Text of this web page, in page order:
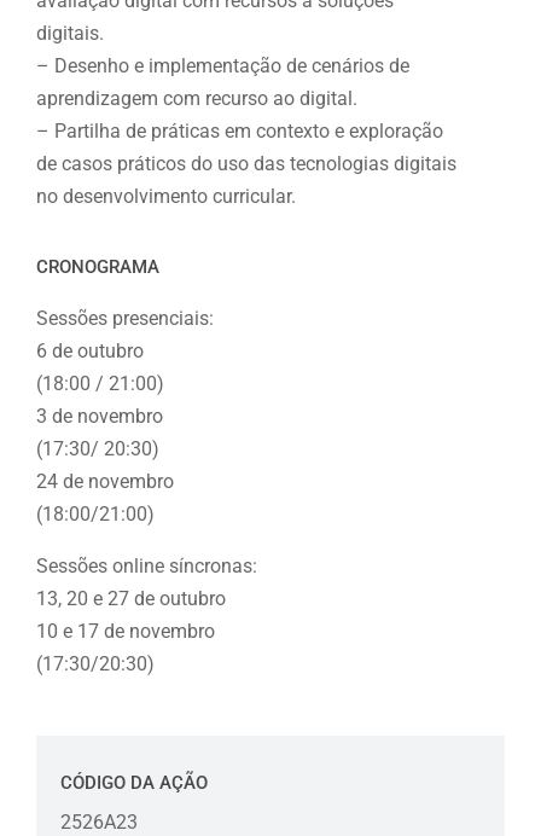
digitais.
– Desenho e implementação de cenários de
aprendizagem com recurso ao digital.
– Partilha de práticas em contexto e exploração
de casos práticos do uso das tecnologias digitais
no desenvolvimento curricular.
CRONOGRAMA
Sessões presenciais:
6 de outubro
(18:00 / 21:00)
3 de novembro
(17:30/ 20:30)
24 de novembro
(18:00/21:00)
Sessões online síncronas:
13, 20 e 27 de outubro
10 e 17 de novembro
(17:30/20:30)
CÓDIGO DA AÇÃO
2526A23